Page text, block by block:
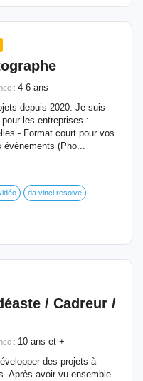
: 4-6 ans
depuis 2020. Je suis
les entreprises : -
- Format court pour vos
évènements (Pho...
da vinci resolve
/ Cadreur /
: 10 ans et +
des projets à
Après avoir vu ensemble